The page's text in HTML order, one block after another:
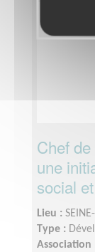
Chef
une
social
Lieu :
Type :
Association